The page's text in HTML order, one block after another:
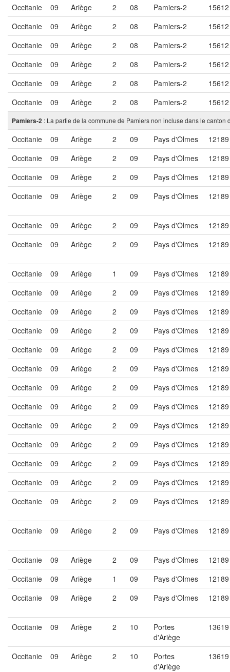
Occitanie
09 Ariège 2 08 Pamiers-2
15612
Occitanie
09 Ariège 2 08 Pamiers-2
15612
Occitanie
09 Ariège 2 08 Pamiers-2
15612
Occitanie
09 Ariège 2 08 Pamiers-2
15612
Occitanie
09 Ariège 2 08 Pamiers-2
15612
Occitanie
09 Ariège 2 08 Pamiers-2 15612
Pamiers-2 : La partie de la commune de Pamiers non incluse dans le canton
Occitanie 09 Ariège 2 09 Pays d'Olmes
12189
Occitanie
09 Ariège 2 09 Pays d'Olmes
12189
Occitanie
09 Ariège 2 09 Pays d'Olmes
12189
Occitanie
09 Ariège 2 09 Pays d'Olmes 12189
Occitanie 09 Ariège 2 09 Pays d'Olmes
12189
Occitanie
09 Ariège 2 09 Pays d'Olmes 12189
Occitanie 09 Ariège 1 09 Pays d'Olmes
12189
Occitanie
09 Ariège 2 09 Pays d'Olmes
12189
Occitanie
09 Ariège 2 09 Pays d'Olmes
12189
Occitanie
09 Ariège 2 09 Pays d'Olmes
12189
Occitanie
09 Ariège 2 09 Pays d'Olmes
12189
Occitanie
09 Ariège 2 09 Pays d'Olmes
12189
Occitanie
09 Ariège 2 09 Pays d'Olmes
12189
Occitanie
09 Ariège 2 09 Pays d'Olmes
12189
Occitanie
09 Ariège 2 09 Pays d'Olmes
12189
Occitanie
09 Ariège 2 09 Pays d'Olmes
12189
Occitanie
09 Ariège 2 09 Pays d'Olmes
12189
Occitanie
09 Ariège 2 09 Pays d'Olmes
12189
Occitanie
09 Ariège 2 09 Pays d'Olmes 12189
Occitanie 09 Ariège 2 09 Pays d'Olmes 12189
Occitanie 09 Ariège 2 09 Pays d'Olmes
12189
Occitanie
09 Ariège 1 09 Pays d'Olmes
12189
Occitanie
09 Ariège 2 09 Pays d'Olmes 12189
Occitanie 09 Ariège 2 10
Portes
d'Ariège
13619
Occitanie 09 Ariège 2 10
Portes
d'Ariège
13619